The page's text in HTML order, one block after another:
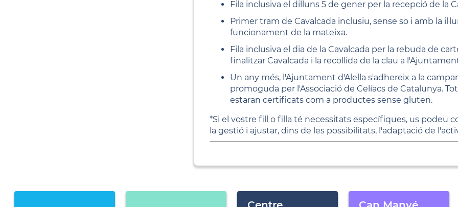
Fila inclusiva el dilluns 5 de gener per la recepció de la
Primer tram de Cavalcada inclusiu, sense so i amb la
funcionament de la mateixa.
Fila inclusiva el dia de la Cavalcada per la rebuda de
finalitzar Cavalcada i la recollida de la clau a
Un any més, l'Ajuntament d'Alella s'adhereix a la
promoguda per l'Associació de Celíacs de Catalunya.
estaran certificats com a productes sense gluten.
*Si el vostre fill o filla té necessitats específiques, us podeu
la gestió i ajustar, dins de les possibilitats, l'adaptació de